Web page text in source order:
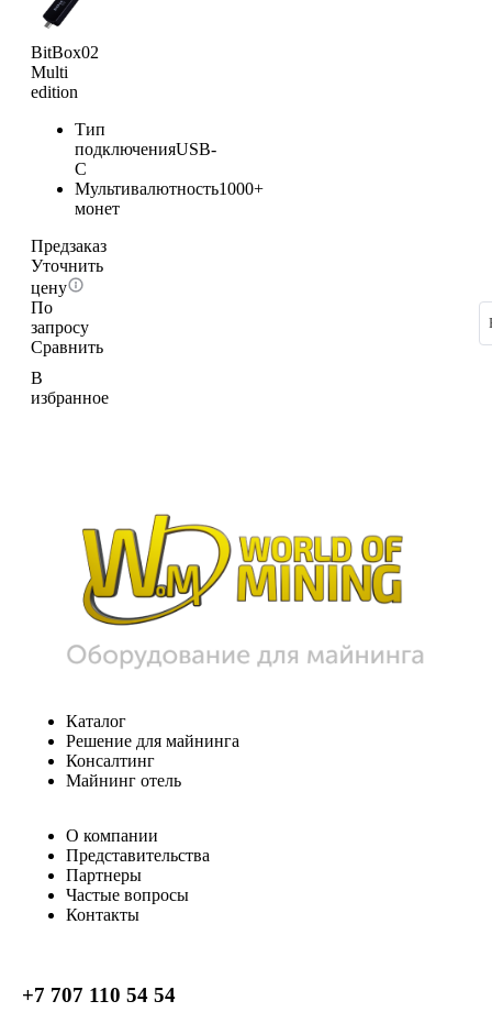
BitBox02
Multi
edition
Тип
подключенияUSB-
C
Мультивалютность1000+
монет
Предзаказ
Уточнить
цену
По
запросу
Сравнить
В
избранное
Каталог
Решение для майнинга
Консалтинг
Майнинг отель
О компании
Представительства
Партнеры
Частые вопросы
Контакты
+7 707 110 54 54